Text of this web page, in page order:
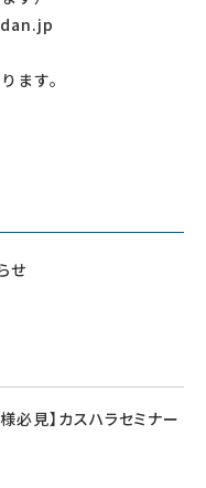
ます。
せ
必見】カスハラセミナー